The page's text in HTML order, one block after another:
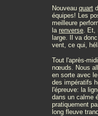
Nouveau quart
équipes! Les
meilleure
la renverse. Et,
large. Il va
vent, ce qui,
Tout l'après-
nœuds. Nous
en sorte avec
des impératifs
l'épreuve: la
dans un calme
pratiquement
long fleuve